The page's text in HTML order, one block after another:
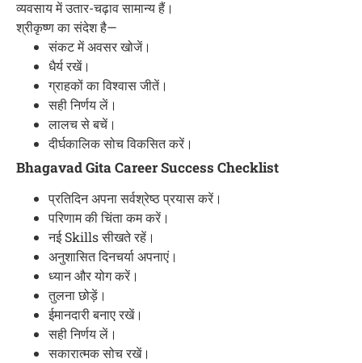
व्यवसाय में उतार-चढ़ाव सामान्य हैं।
श्रीकृष्ण का संदेश है—
संकट में अवसर खोजें।
धैर्य रखें।
ग्राहकों का विश्वास जीतें।
सही निर्णय लें।
लालच से बचें।
दीर्घकालिक सोच विकसित करें।
Bhagavad Gita Career Success Checklist
प्रतिदिन अपना सर्वश्रेष्ठ प्रयास करें।
परिणाम की चिंता कम करें।
नई Skills सीखते रहें।
अनुशासित दिनचर्या अपनाएं।
ध्यान और योग करें।
तुलना छोड़ें।
ईमानदारी बनाए रखें।
सही निर्णय लें।
सकारात्मक सोच रखें।